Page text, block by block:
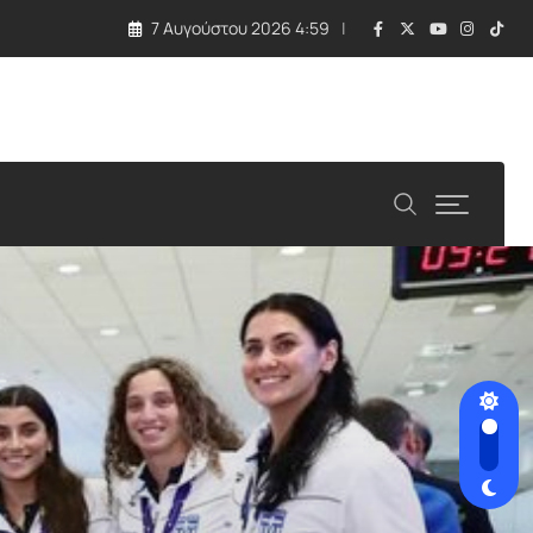
με εκρηκτική συσκευή σε drone
7 Αυγούστου 2026 4:59